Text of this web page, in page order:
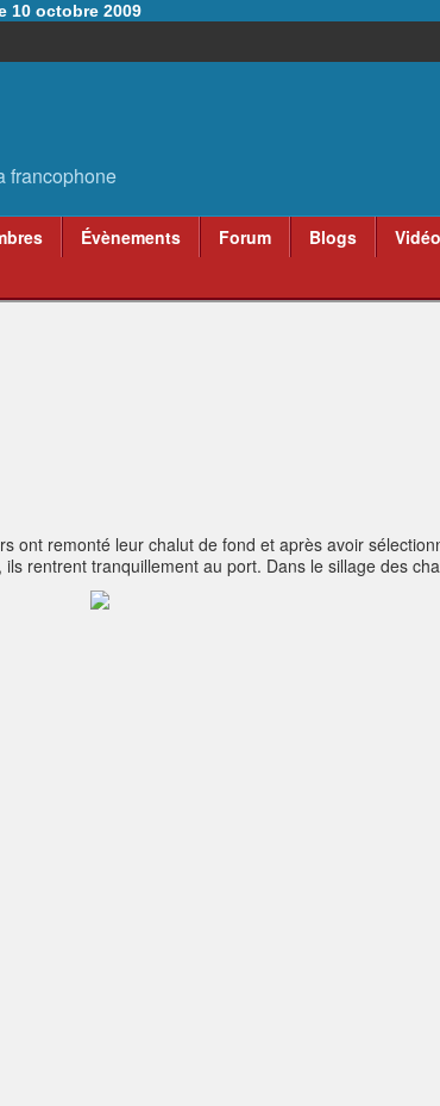
10 octobre 2009
Évènements Forum Blogs
ont remonté leur chalut de fond et après avoir
rentrent tranquillement au port. Dans le sillage des
avant que n’arrive la nuit.